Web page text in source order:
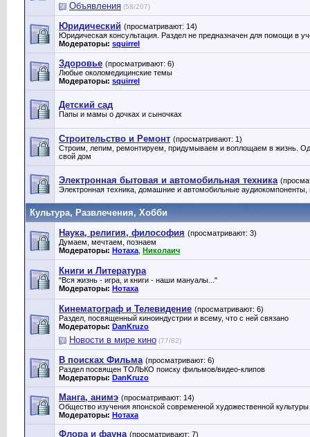
Объявления (58/207)
Юридический (просматривают: 14)
Юридическая консультация. Раздел не предназначен для помощи в
Модераторы: squirrel
Здоровье (просматривают: 6)
Любые околомедицинские темы
Модераторы: squirrel
Детский сад
Папы и мамы о дочках и сыночках
Строительство и Ремонт (просматривают: 1)
Строим, лепим, ремонтируем, придумываем и воплощаем в жизнь.
свой дом
Электронная бытовая и автомобильная техника
Электронная техника, домашние и автомобильные аудиокомпоненты,
Культура, Развлечения, Хобби
Наука, религия, философия (просматривают: 3)
Думаем, мечтаем, познаем
Модераторы: Нотаха Николаич
Книги и Литература
"Вся жизнь - игра, и книги - наши мануалы..."
Модераторы: Нотаха
Кинематограф и Телевидение (просматривают: 6)
Раздел, посвященный киноиндустрии и всему, что с ней связано
Модераторы: DanKruzo
Новости в мире кино (77/82)
В поисках Фильма (просматривают: 6)
Раздел посвящен ТОЛЬКО поиску фильмов/видео-клипов
Модераторы: DanKruzo
Манга, анимэ (просматривают: 14)
Общество изучения японской современной художественной культуры
Модераторы: Нотаха
Флора и фауна (просматривают: 7)